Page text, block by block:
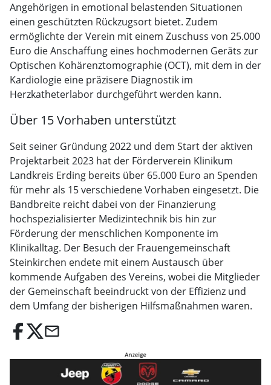
Angehörigen in emotional belastenden Situationen
einen geschützten Rückzugsort bietet. Zudem
ermöglichte der Verein mit einem Zuschuss von 25.000
Euro die Anschaffung eines hochmodernen Geräts zur
Optischen Kohärenztomographie (OCT), mit dem in der
Kardiologie eine präzisere Diagnostik im
Herzkatheterlabor durchgeführt werden kann.
Über 15 Vorhaben unterstützt
Seit seiner Gründung 2022 und dem Start der aktiven
Projektarbeit 2023 hat der Förderverein Klinikum
Landkreis Erding bereits über 65.000 Euro an Spenden
für mehr als 15 verschiedene Vorhaben eingesetzt. Die
Bandbreite reicht dabei von der Finanzierung
hochspezialisierter Medizintechnik bis hin zur
Förderung der menschlichen Komponente im
Klinikalltag. Der Besuch der Frauengemeinschaft
Steinkirchen endete mit einem Austausch über
kommende Aufgaben des Vereins, wobei die Mitglieder
der Gemeinschaft beeindruckt von der Effizienz und
dem Umfang der bisherigen Hilfsmaßnahmen waren.
email